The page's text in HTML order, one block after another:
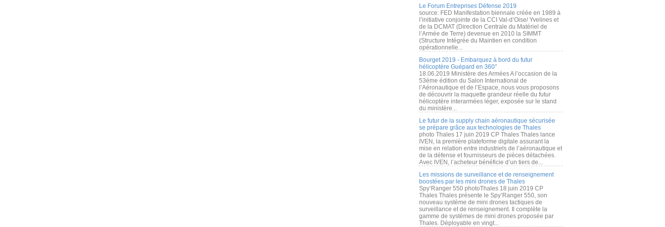
Le Forum Entreprises Défense 2019
source: FED Manifestation biennale créée en 1989 à
l’initiative conjointe de la CCI Val-d’Oise/ Yvelines et
de la DCMAT (Direction Centrale du Matériel de
l’Armée de Terre) devenue en 2010 la SIMMT
(Structure Intégrée du Maintien en condition
opérationnelle...
Bourget 2019 - Embarquez à bord du futur
hélicoptère Guépard en 360°
18.06.2019 Ministère des Armées A l’occasion de la
53ème édition du Salon International de
l’Aéronautique et de l’Espace, nous vous proposons
de découvrir la maquette grandeur réelle du futur
hélicoptère interarmées léger, exposée sur le stand
du ministère...
Le futur de la supply chain aéronautique sécurisée
se prépare grâce aux technologies de Thales
photo Thales 17 juin 2019 CP Thales Thales lance
IVEN, la première plateforme digitale assurant la
mise en relation entre industriels de l’aéronautique et
de la défense et fournisseurs de pièces détachées.
Avec IVEN, l’acheteur bénéficie d’un tiers de...
Les missions de surveillance et de renseignement
boostées par les mini drones de Thales
Spy’Ranger 550 photoThales 18 juin 2019 CP
Thales Thales présente le Spy’Ranger 550, son
nouveau système de mini drones tactiques de
surveillance et de renseignement. Il complète la
gamme de systèmes de mini drones proposée par
Thales. Déployable en vingt...